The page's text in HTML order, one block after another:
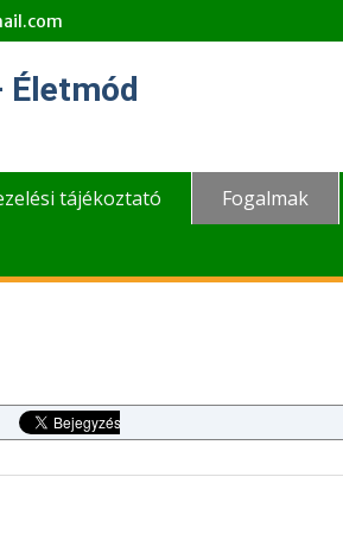
Életmód
tájékoztató Fogalmak